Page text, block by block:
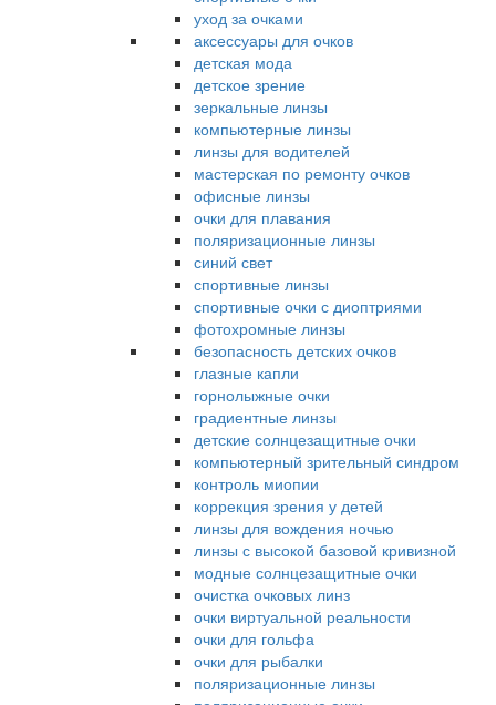
уход за очками
аксессуары для очков
детская мода
детское зрение
зеркальные линзы
компьютерные линзы
линзы для водителей
мастерская по ремонту очков
офисные линзы
очки для плавания
поляризационные линзы
синий свет
спортивные линзы
спортивные очки с диоптриями
фотохромные линзы
безопасность детских очков
глазные капли
горнолыжные очки
градиентные линзы
детские солнцезащитные очки
компьютерный зрительный синдром
контроль миопии
коррекция зрения у детей
линзы для вождения ночью
линзы с высокой базовой кривизной
модные солнцезащитные очки
очистка очковых линз
очки виртуальной реальности
очки для гольфа
очки для рыбалки
поляризационные линзы